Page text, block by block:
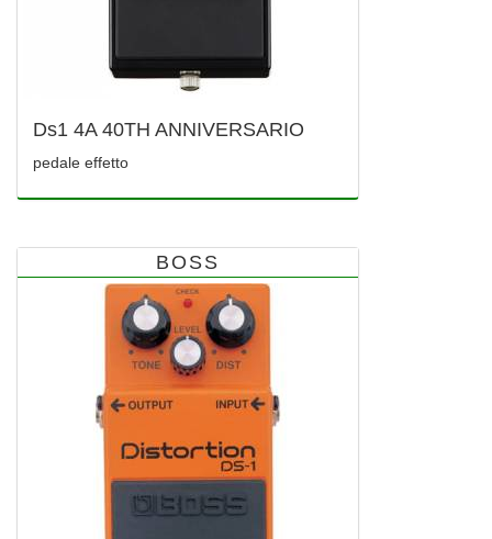
Ds1 4A 40TH ANNIVERSARIO
pedale effetto
BOSS